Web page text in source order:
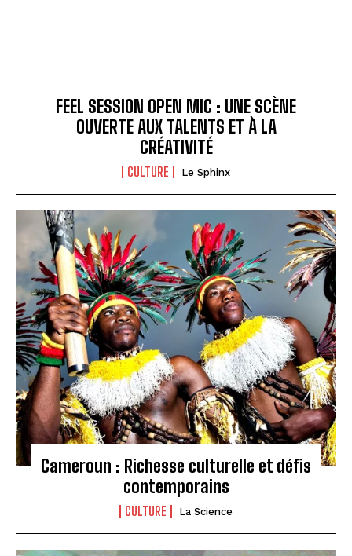
FEEL SESSION OPEN MIC : UNE SCÈNE
OUVERTE AUX TALENTS ET À LA
CRÉATIVITÉ
CULTURE Le Sphinx
Cameroun : Richesse culturelle et défis
contemporains
CULTURE La Science